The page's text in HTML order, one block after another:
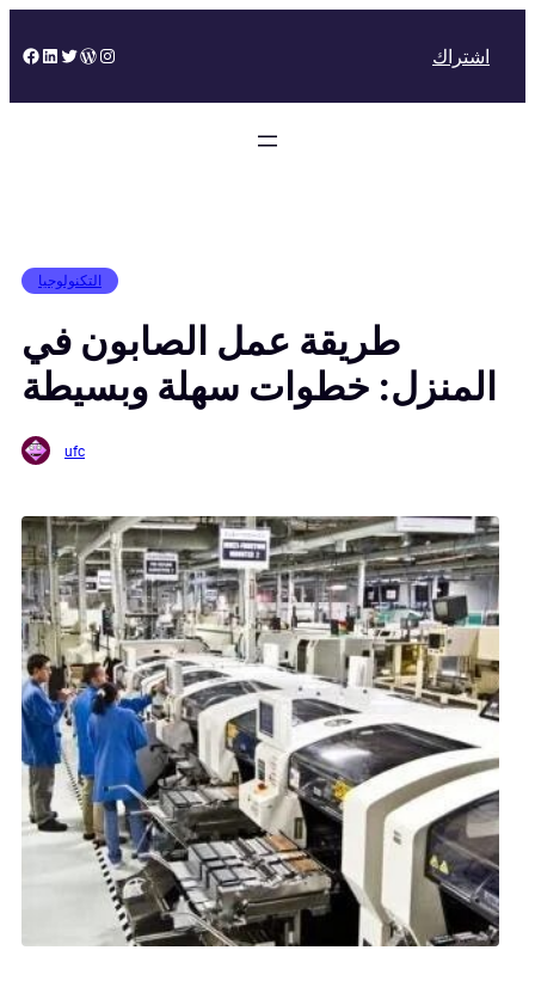
to
Facebook
LinkedIn
Twitter
WordPress
Instagram اشتراك
التكنولوجيا
طريقة عمل الصابون في
المنزل: خطوات سهلة وبسيطة
ufc